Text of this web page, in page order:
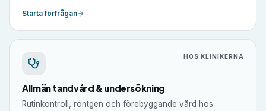
Starta förfrågan
HOS KLINIKERNA
Allmän tandvård & undersökning
Rutinkontroll, röntgen och förebyggande vård hos